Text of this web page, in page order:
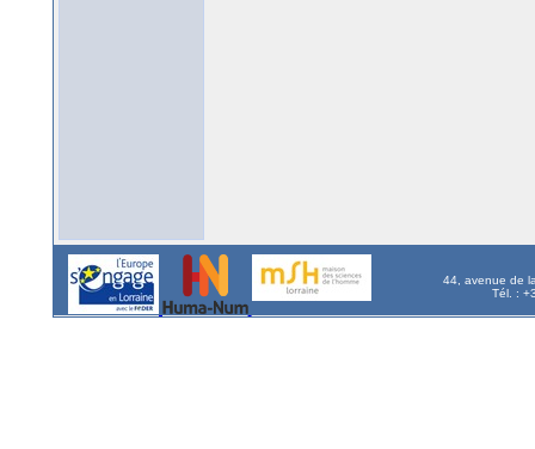
44, avenue de
Tél. :